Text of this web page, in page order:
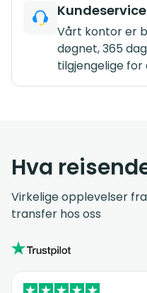
Vårt kontor er
døgnet, 365
tilgjengelige for
Hva
Virkelige opplevelser
transfer hos oss